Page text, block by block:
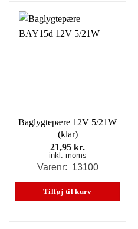
Baglygtepære 12V 5/21W
(klar)
21,95 kr.
inkl. moms
Varenr: 13100
Tilføj til kurv